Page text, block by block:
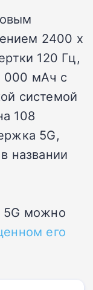
2400 х
120 Гц,
000 мАч с
системой
108
5G,
названии
5G можно
его